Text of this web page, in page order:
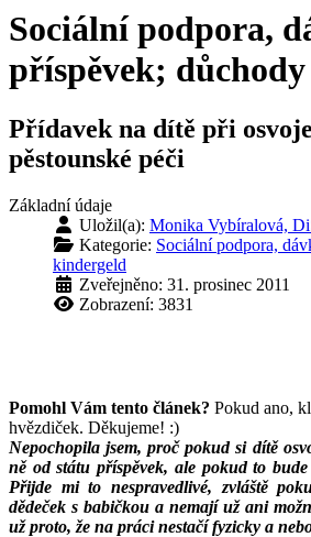
Sociální podpora,
příspěvek; důchody
Přídavek na dítě při
pěstounské péči
Základní údaje
Uložil(a): Monika Vybíralová,
Kategorie: Sociální podpora,
kindergeld
Zveřejněno: 31. prosinec 2011
Zobrazení: 3831
Pomohl Vám tento článek? Pokud ano,
hvězdiček. Děkujeme! :)
Nepochopila jsem, proč pokud si dítě
ně od státu příspěvek, ale pokud to
Přijde mi to nespravedlivé, zvláště
dědeček s babičkou a nemají už ani
už proto, že na práci nestačí fyzicky a